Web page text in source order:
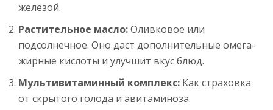
железой.
Растительное масло:Оливковое или
подсолнечное. Оно даст дополнительные омега-
жирные кислоты и улучшит вкус блюд.
Мультивитаминный комплекс: Как страховка
от скрытого голода и авитаминоза.